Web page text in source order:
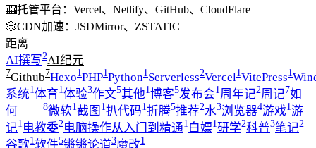
🎰托管平台：Vercel、Netlify、GitHub、CloudFlare
🎲CDN加速：JSDMirror、ZSTATIC
距离
AI撰写2AI纪元
7Github7Hexo1PHP1Python1Serverless2Vercel1VitePress1
系统1体育1体验3作文5其他1博客5发布会1周年记2周记7如
何____
8微软1截图 1扒代码1折腾5推荐2水3浏览器4游戏1游
记1 电教委2电脑操作从入门到精通1 白嫖1研学2科普3笔记2
谷歌1软件5锵锵论道3魔改1